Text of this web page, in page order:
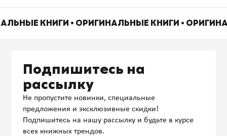
КНИГИ • ОРИГИНАЛЬНЫЕ КНИГИ •
Подпишитесь на
рассылку
Не пропустите новинки, специальные
предложения и эксклюзивные скидки!
Подпишитесь на нашу рассылку и будьте в курсе
всех книжных трендов.